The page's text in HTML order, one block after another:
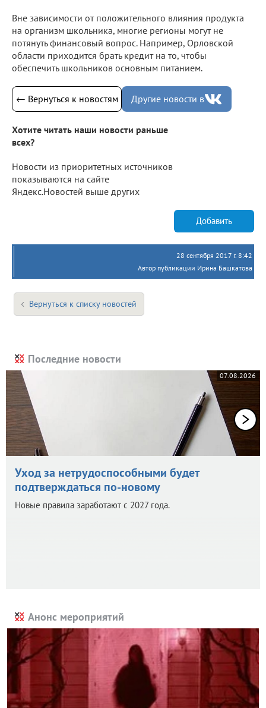
Вне зависимости от положительного влияния продукта
на организм школьника, многие регионы могут не
потянуть финансовый вопрос. Например, Орловской
области приходится брать кредит на то, чтобы
обеспечить школьников основным питанием.
← Вернуться к новостям Другие новости в
Хотите читать наши новости раньше
всех?
Новости из приоритетных источников
показываются на сайте
Яндекс.Новостей выше других
Добавить
28 сентября 2017 г. 8:42
Автор публикации Ирина Башкатова
Вернуться к списку новостей
Последние новости
07.08.2026
Уход за нетрудоспособными будет
подтверждаться по-новому
Новые правила заработают с 2027 года.
Анонс мероприятий